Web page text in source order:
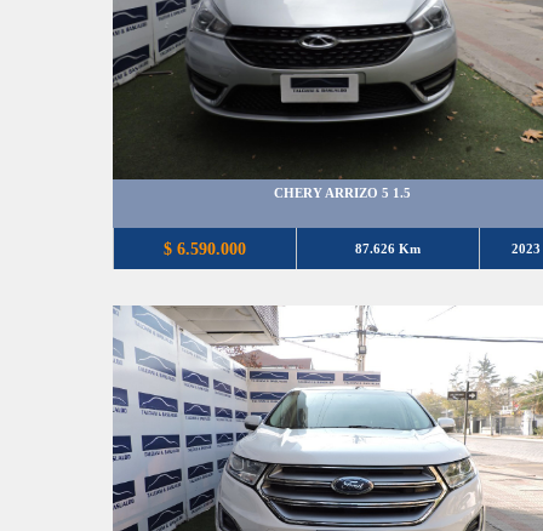
CHERY ARRIZO 5 1.5
$ 6.590.000 87.626 Km 2023